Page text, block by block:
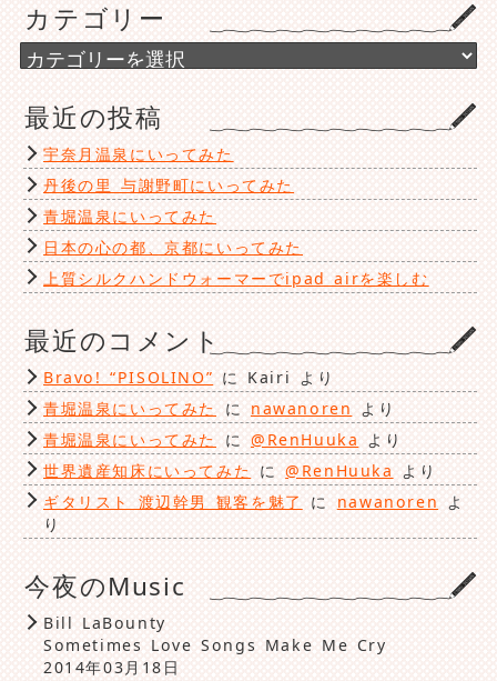
イ
ブ
カテゴリー
カ
テ
リ
ー
最近の投稿
宇奈月温泉にいってみた
丹後の里 与謝野町にいってみた
青堀温泉にいってみた
日本の心の都、京都にいってみた
上質シルクハンドウォーマーでipad airを楽しむ
最近のコメント
Bravo! “PISOLINO” に Kairi より
青堀温泉にいってみた
に nawanoren より
青堀温泉にいってみた
に @RenHuuka より
世界遺産知床にいってみた に@RenHuuka
より
ギタリスト 渡辺幹男 観客を魅了
に nawanoren
よ
り
今夜のMusic
Bill LaBounty
Sometimes Love Songs Make Me Cry
2014年03月18日